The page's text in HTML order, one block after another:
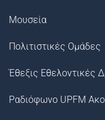
Μουσεία
Πολιτιστικές Ομάδες
Έθεξις Εθελοντικές
Ραδιόφωνο UPFM